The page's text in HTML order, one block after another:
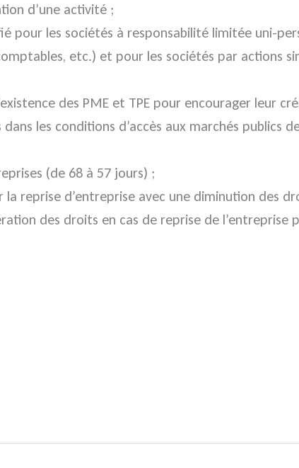
d’une activité ;
pour les sociétés à responsabilité limitée uni-
etc.) et pour les sociétés par actions
des PME et TPE pour encourager leur
les conditions d’accès aux marchés publics
(de 68 à 57 jours) ;
la reprise d’entreprise avec une diminution des
des droits en cas de reprise de l’entreprise